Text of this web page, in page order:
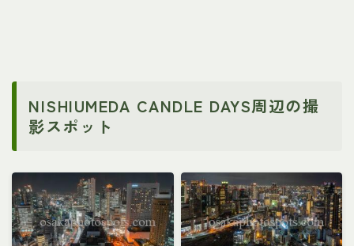
NISHIUMEDA CANDLE DAYS周辺の撮
影スポット